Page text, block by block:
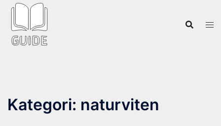
Hopp
innhold
Kategori: naturviten